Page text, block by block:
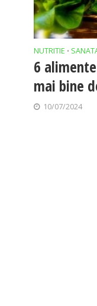
NUTRITIE •
6
mai bine
10/07/2024